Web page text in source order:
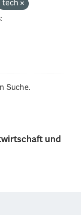
und
tech
Suche.